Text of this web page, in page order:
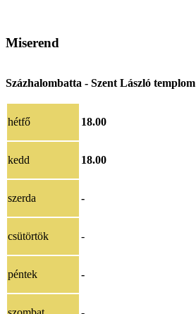
Miserend
Százhalombatta - Szent László templom
hétfő 18.00
kedd 18.00
szerda -
csütörtök -
péntek -